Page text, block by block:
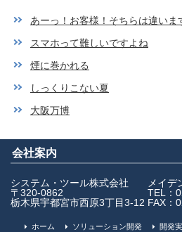
あーっ！お客様！そちらは違いま
スマホって難しいですよね
煙に巻かれる
しっくりこない夏
大阪万博
会社案内
システム・ツール株式会社
〒320-0862
栃木県宇都宮市西原3丁目3-12
メイデ
TEL：
FAX：
ホーム ソリューション開発 開発